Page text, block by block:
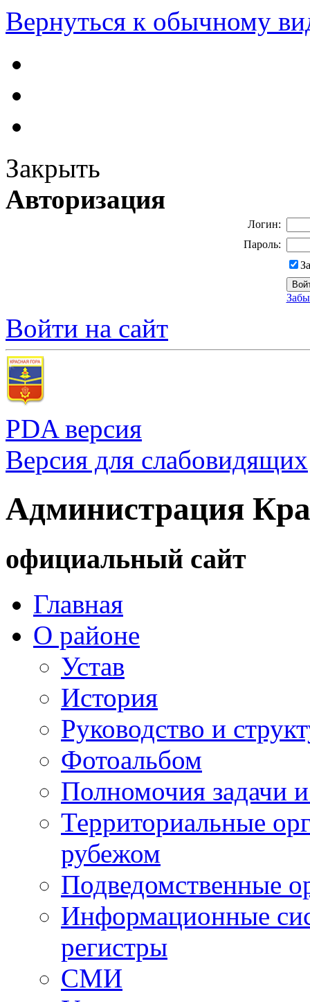
Вернуться к обычному
Закрыть
Авторизация
Логин:
Пароль:
Войти на сайт
PDA версия
Версия для слабовидящих
Администрация
официальный сайт
Главная
О районе
Устав
История
Руководство и
Фотоальбом
Полномочия задачи
Территориальные
рубежом
Подведомственные
Информационные
регистры
СМИ